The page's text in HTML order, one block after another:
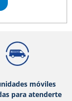
móviles
para atenderte